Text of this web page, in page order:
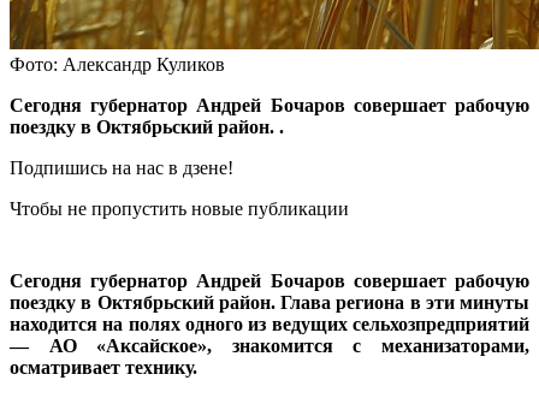
Фото: Александр Куликов
Сегодня губернатор Андрей Бочаров совершает рабочую
поездку в Октябрьский район. .
Подпишись на нас в дзене!
Чтобы не пропустить новые публикации
Сегодня губернатор Андрей Бочаров совершает рабочую
поездку в Октябрьский район. Глава региона в эти минуты
находится на полях одного из ведущих сельхозпредприятий
— АО «Аксайское», знакомится с механизаторами,
осматривает технику.